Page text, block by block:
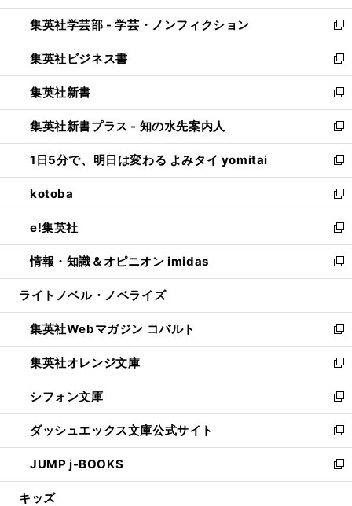
開
く
ウ
で
開
く
ン
ド
ウ
で
開
く
ウ
ィ
ン
ド
ウ
で
開
く
集英社学芸部 - 学芸・ノンフィクション
新
し
い
ウ
ィ
ン
ド
ウ
で
開
く
集英社ビジネス書
新
し
い
ウ
ィ
ン
ド
ウ
で
開
く
集英社新書
新
し
い
ウ
ィ
ン
ド
ウ
で
開
く
集英社新書プラス - 知の水先案内人
新
し
い
ウ
ィ
ン
ド
ウ
で
開
1日5分で、明日は変わる よみタイ yomitai
新
し
い
ウ
ィ
ン
ド
ウ
開
く
kotoba
新
し
い
ウ
ィ
ン
ウ
で
開
く
e!集英社
新
し
い
ウ
ン
ド
ウ
で
開
く
情報・知識＆オピニオン imidas
新
し
ウ
ィ
ン
ド
ウ
で
開
く
ライトノベル・ノベライズ
集英社Webマガジン コバルト
新
し
い
ウ
ィ
ン
ド
ウ
で
開
集英社オレンジ文庫
新
し
い
ウ
ィ
ン
ド
ウ
シフォン文庫
新
し
い
ウ
ィ
ン
ダッシュエックス文庫公式サイト
新
し
い
ウ
JUMP j-BOOKS
新
し
キッズ